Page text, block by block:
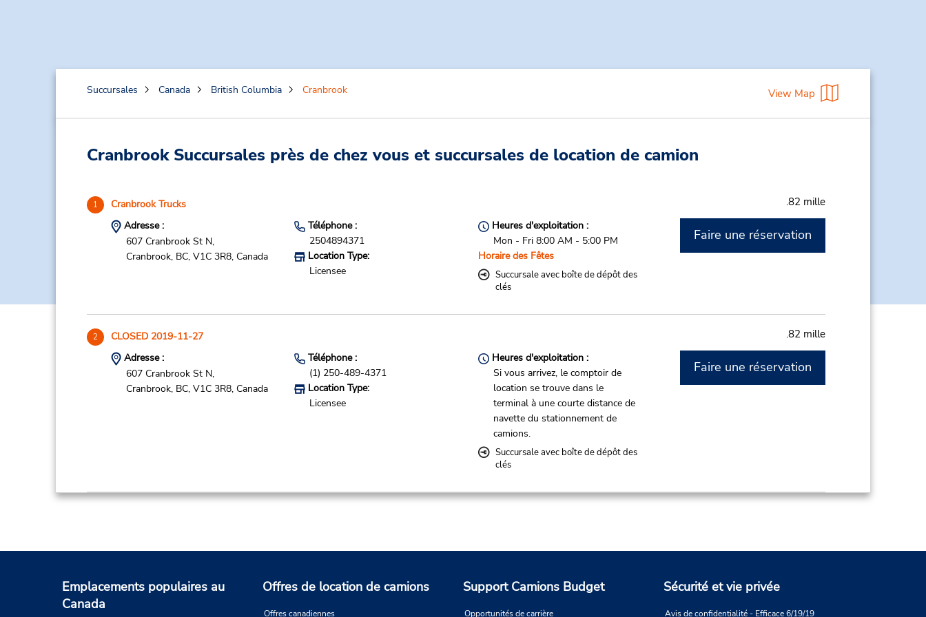
Succursales Canada British Columbia Cranbrook View Map
Cranbrook Succursales près de chez vous et succursales de location de camion
1 Cranbrook Trucks .82 mille
Adresse :
607 Cranbrook St N,
Cranbrook, BC, V1C 3R8, Canada
Téléphone :
2504894371
Location Type:
Licensee
Heures d'exploitation :
Mon - Fri 8:00 AM - 5:00 PM
Horaire des Fêtes
Succursale avec boîte de dépôt des
clés
Faire une réservation
2 CLOSED 2019-11-27 .82 mille
Adresse :
607 Cranbrook St N,
Cranbrook, BC, V1C 3R8, Canada
Téléphone :
(1) 250-489-4371
Location Type:
Licensee
Heures d'exploitation :
Si vous arrivez, le comptoir de
location se trouve dans le
terminal à une courte distance de
navette du stationnement de
camions.
Succursale avec boîte de dépôt des
clés
Faire une réservation
1-9370 Airport Access Rd,
2504894371
Licensee
Sun - Sat 10:00 AM - 4:00 PM
Horaire des Fêtes
Service de prise en charge gratuit
disponible
Emplacements populaires au
Canada
Offres de location de camions
Offres canadiennes
Support Camions Budget
Opportunités de carrière
Sécurité et vie privée
Avis de confidentialité - Efficace 6/19/19